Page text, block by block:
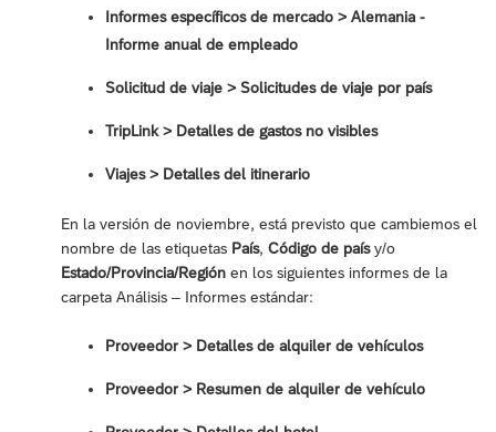
Informes específicos de mercado > Alemania -
Informe anual de empleado
Solicitud de viaje > Solicitudes de viaje por país
TripLink > Detalles de gastos no visibles
Viajes > Detalles del itinerario
En la versión de noviembre, está previsto que cambiemos el
nombre de las etiquetas País, Código de paísy/o
Estado/Provincia/Región en los siguientes informes de la
carpeta Análisis – Informes estándar:
Proveedor > Detalles de alquiler de vehículos
Proveedor > Resumen de alquiler de vehículo